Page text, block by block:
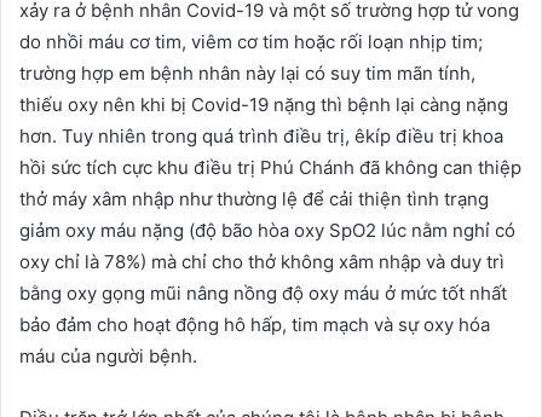
xảy ra ở bệnh nhân Covid-19 và một số trường hợp tử vong
do nhồi máu cơ tim, viêm cơ tim hoặc rối loạn nhịp tim;
trường hợp em bệnh nhân này lại có suy tim mãn tính,
thiếu oxy nên khi bị Covid-19 nặng thì bệnh lại càng nặng
hơn. Tuy nhiên trong quá trình điều trị, êkíp điều trị khoa
hồi sức tích cực khu điều trị Phú Chánh đã không can thiệp
thở máy xâm nhập như thường lệ để cải thiện tình trạng
giảm oxy máu nặng (độ bão hòa oxy SpO2 lúc nằm nghỉ có
oxy chỉ là 78%) mà chỉ cho thở không xâm nhập và duy trì
bằng oxy gọng mũi nâng nồng độ oxy máu ở mức tốt nhất
bảo đảm cho hoạt động hô hấp, tim mạch và sự oxy hóa
máu của người bệnh.